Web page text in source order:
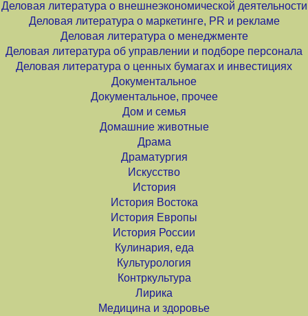
Деловая литература о внешнеэкономической деятельности
Деловая литература о маркетинге, PR и рекламе
Деловая литература о менеджменте
Деловая литература об управлении и подборе персонала
Деловая литература о ценных бумагах и инвестициях
Документальное
Документальное, прочее
Дом и семья
Домашние животные
Драма
Драматургия
Искусство
История
История Востока
История Европы
История России
Кулинария, еда
Культурология
Контркультура
Лирика
Медицина и здоровье